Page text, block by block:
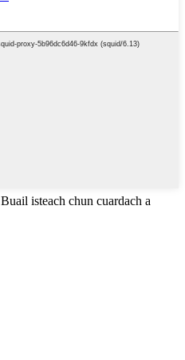
Buail isteach chun cuardach a